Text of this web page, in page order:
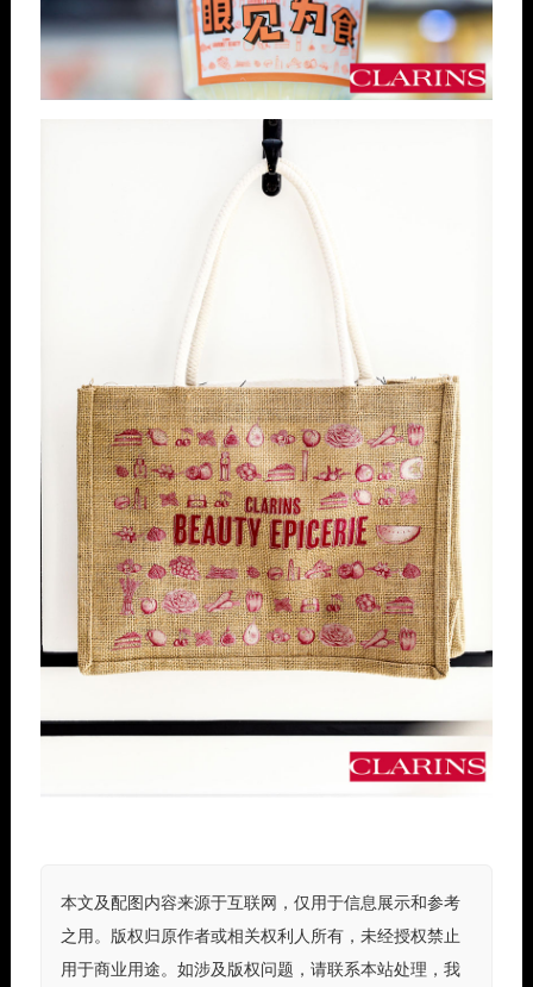
本文及配图内容来源于互联网，仅用于信息展示和参考
之用。版权归原作者或相关权利人所有，未经授权禁止
用于商业用途。如涉及版权问题，请联系本站处理，我